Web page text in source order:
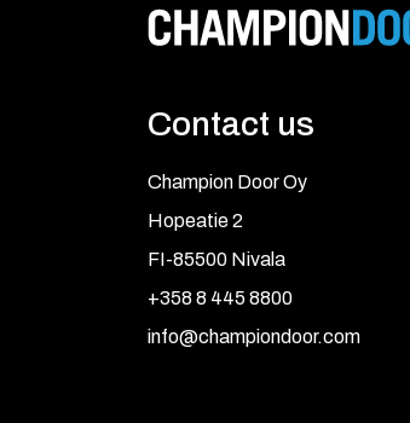
Contact us
Champion Door Oy
Hopeatie 2
FI-85500 Nivala
+358 8 445 8800
info@championdoor.com